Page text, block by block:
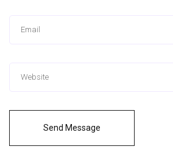
Send Message